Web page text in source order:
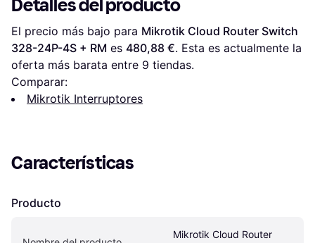
Detalles del producto
El precio más bajo para Mikrotik Cloud Router Switch
328-24P-4S + RM es 480,88 €. Esta es actualmente la
oferta más barata entre 9 tiendas.
Comparar:
Mikrotik Interruptores
Características
Producto
Mikrotik Cloud Router